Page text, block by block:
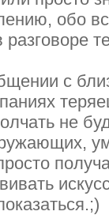
обо
с
не